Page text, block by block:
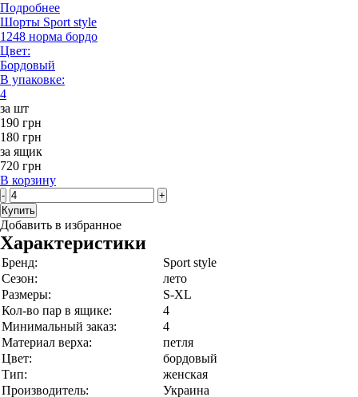
Подробнее
Шорты Sport style
1248 норма бордо
Цвет:
Бордовый
В упаковке:
4
за шт
190 грн
180 грн
за ящик
720 грн
В корзину
-
+
Купить
Добавить в избранное
Характеристики
Бренд:
Sport style
Сезон:
лето
Размеры:
S-XL
Кол-во пар в ящике:
4
Минимальный заказ:
4
Материал верха:
петля
Цвет:
бордовый
Тип:
женская
Производитель:
Украина